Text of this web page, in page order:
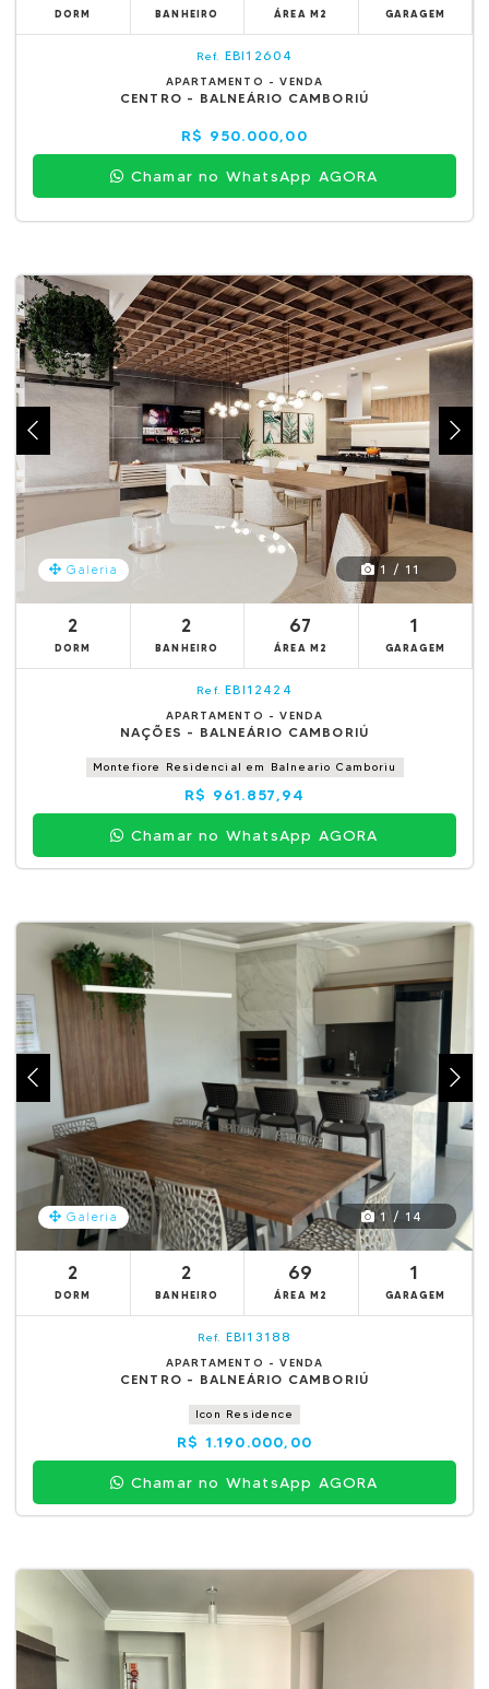
DORM BANHEIRO ÁREA M2 GARAGEM
Ref. EBI12604
APARTAMENTO - VENDA
CENTRO - BALNEÁRIO CAMBORIÚ
R$ 950.000,00
Chamar no WhatsApp AGORA
Galeria 1 / 11
2
DORM
2
BANHEIRO
67
ÁREA M2
1
GARAGEM
Ref. EBI12424
APARTAMENTO - VENDA
NAÇÕES - BALNEÁRIO CAMBORIÚ
Montefiore Residencial em Balneario Camboriu
R$ 961.857,94
Chamar no WhatsApp AGORA
Galeria 1 / 14
2
DORM
2
BANHEIRO
69
ÁREA M2
1
GARAGEM
Ref. EBI13188
APARTAMENTO - VENDA
CENTRO - BALNEÁRIO CAMBORIÚ
Icon Residence
R$ 1.190.000,00
Chamar no WhatsApp AGORA